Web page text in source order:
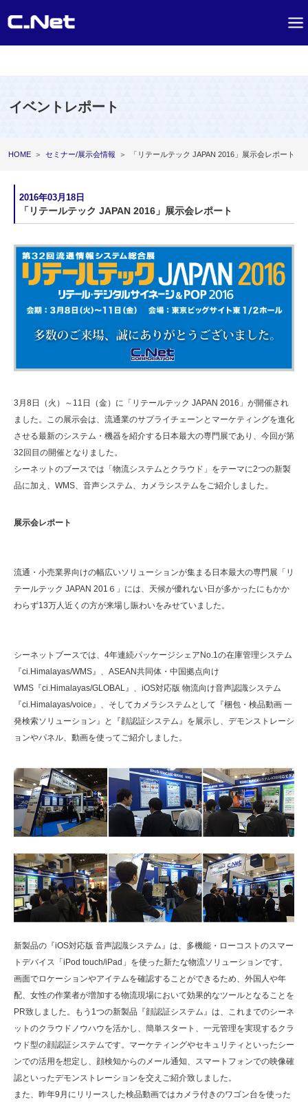
イベントレポート
HOME ＞ セミナー/展示会情報 ＞ 「リテールテック JAPAN 2016」展示会レポート
2016年03月18日
「リテールテック JAPAN 2016」展示会レポート
3月8日（火）～11日（金）に「リテールテック JAPAN 2016」が開催され
ました。この展示会は、流通業のサプライチェーンとマーケティングを進化
させる最新のシステム・機器を紹介する日本最大の専門展であり、今回が第
32回目の開催となりました。
シーネットのブースでは「物流システムとクラウド」をテーマに2つの新製
品に加え、WMS、音声システム、カメラシステムをご紹介しました。
展示会レポート
流通・小売業界向けの幅広いソリューションが集まる日本最大の専門展「リ
テールテック JAPAN 201６」には、天候が優れない日が多かったにもかか
わらず13万人近くの方が来場し賑わいをみせていました。
シーネットブースでは、4年連続パッケージシェアNo.1の在庫管理システム
『ci.Himalayas/WMS』、ASEAN共同体・中国拠点向け
WMS『ci.Himalayas/GLOBAL』、iOS対応版 物流向け音声認識システム
『ci.Himalayas/voice』、そしてカメラシステムとして『梱包・検品動画 一
発検索ソリューション』と『顔認証システム』を展示し、デモンストレーシ
ョンやパネル、動画を使ってご紹介しました。
新製品の『iOS対応版 音声認識システム』は、多機能・ローコストのスマー
トデバイス「iPod touch/iPad」を使った新たな物流ソリューションです。
画面でロケーションやアイテムを確認することができるため、外国人や年
配、女性の作業者が増加する物流現場において効果的なツールとなることを
PR致しました。もう1つの新製品『顔認証システム』は、これまでのシーネ
ットのクラウドノウハウを活かし、簡単スタート、一元管理を実現するクラ
ウド型の顔認証システムです。マーケティングやセキュリティといったシー
ンでの活用を想定し、顔検知からのメール通知、スマートフォンでの映像確
認といったデモンストレーションを交えご紹介致しました。
また、昨年9月にリリースした検品動画ではカメラ付きのワゴン台を使った